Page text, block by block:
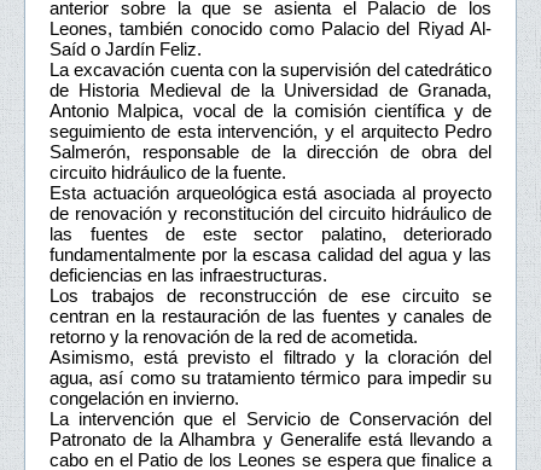
anterior sobre la que se asienta el Palacio de los
Leones, también conocido como Palacio del Riyad Al-
Saíd o Jardín Feliz.
La excavación cuenta con la supervisión del catedrático
de Historia Medieval de la Universidad de Granada,
Antonio Malpica, vocal de la comisión científica y de
seguimiento de esta intervención, y el arquitecto Pedro
Salmerón, responsable de la dirección de obra del
circuito hidráulico de la fuente.
Esta actuación arqueológica está asociada al proyecto
de renovación y reconstitución del circuito hidráulico de
las fuentes de este sector palatino, deteriorado
fundamentalmente por la escasa calidad del agua y las
deficiencias en las infraestructuras.
Los trabajos de reconstrucción de ese circuito se
centran en la restauración de las fuentes y canales de
retorno y la renovación de la red de acometida.
Asimismo, está previsto el filtrado y la cloración del
agua, así como su tratamiento térmico para impedir su
congelación en invierno.
La intervención que el Servicio de Conservación del
Patronato de la Alhambra y Generalife está llevando a
cabo en el Patio de los Leones se espera que finalice a